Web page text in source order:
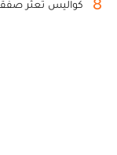
8 كواليس تعثر